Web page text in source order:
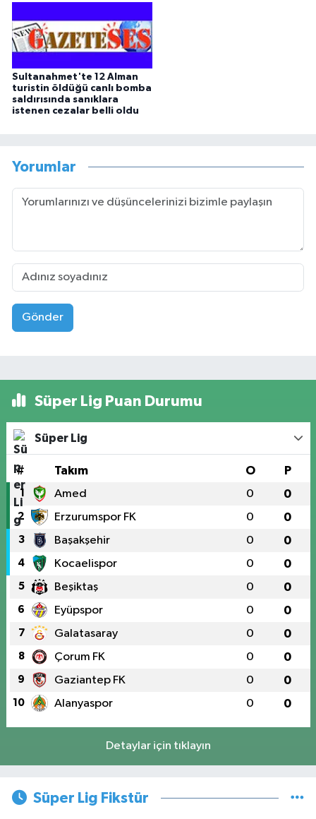
Sultanahmet'te 12 Alman
turistin öldüğü canlı bomba
saldırısında sanıklara
istenen cezalar belli oldu
Yorumlar
Gönder
Süper Lig Puan Durumu
Süper Lig
# Takım O P
1 Amed 0 0
2 Erzurumspor FK 0 0
3 Başakşehir 0 0
4 Kocaelispor 0 0
5 Beşiktaş 0 0
6 Eyüpspor 0 0
7 Galatasaray 0 0
8 Çorum FK 0 0
9 Gaziantep FK 0 0
10 Alanyaspor 0 0
Detaylar için tıklayın
Süper Lig Fikstür